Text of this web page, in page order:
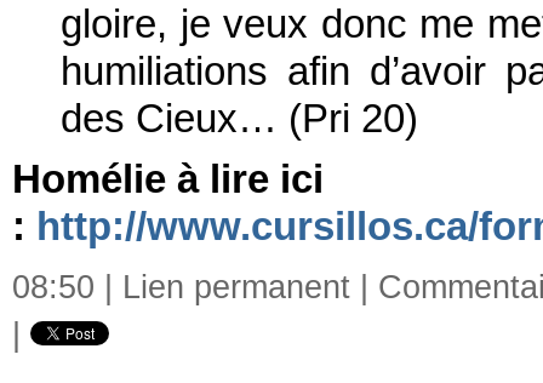
gloire, je veux donc me
humiliations afin d’avoir
des Cieux… (Pri 20)
Homélie à lire ici
: http://www.cursillos.ca/
08:50 | Lien permanent